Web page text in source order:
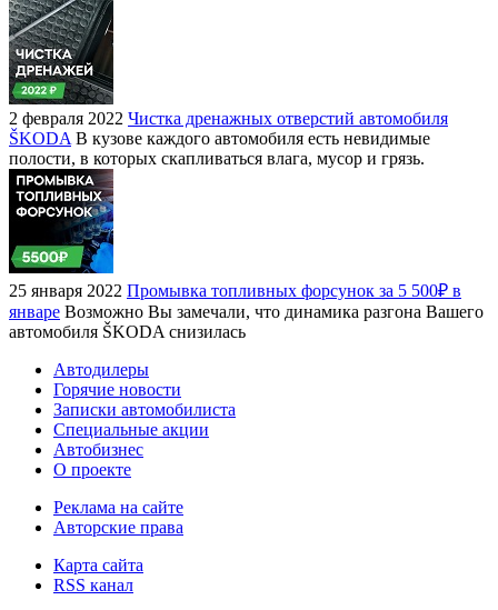
2 февраля 2022 Чистка дренажных отверстий автомобиля
ŠKODA В кузове каждого автомобиля есть невидимые
полости, в которых скапливаться влага, мусор и грязь.
25 января 2022 Промывка топливных форсунок за 5 500₽ в
январе Возможно Вы замечали, что динамика разгона Вашего
автомобиля ŠKODA снизилась
Автодилеры
Горячие новости
Записки автомобилиста
Специальные акции
Автобизнес
О проекте
Реклама на сайте
Авторские права
Карта сайта
RSS канал